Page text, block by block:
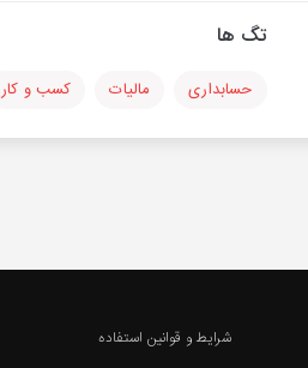
تگ ها
حسابداری مالیات کسب و کار
شرایط و قوانین استفاده